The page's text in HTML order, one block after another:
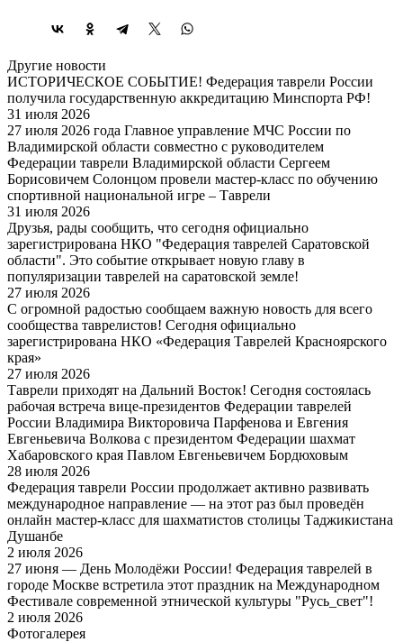
Другие новости
ИСТОРИЧЕСКОЕ СОБЫТИЕ! Федерация таврели России
получила государственную аккредитацию Минспорта РФ!
31 июля 2026
27 июля 2026 года Главное управление МЧС России по
Владимирской области совместно с руководителем
Федерации таврели Владимирской области Сергеем
Борисовичем Солонцом провели мастер-класс по обучению
спортивной национальной игре – Таврели
31 июля 2026
Друзья, рады сообщить, что сегодня официально
зарегистрирована НКО "Федерация таврелей Саратовской
области". Это событие открывает новую главу в
популяризации таврелей на саратовской земле!
27 июля 2026
С огромной радостью сообщаем важную новость для всего
сообщества таврелистов! Сегодня официально
зарегистрирована НКО «Федерация Таврелей Красноярского
края»
27 июля 2026
Таврели приходят на Дальний Восток! Сегодня состоялась
рабочая встреча вице-президентов Федерации таврелей
России Владимира Викторовича Парфенова и Евгения
Евгеньевича Волкова с президентом Федерации шахмат
Хабаровского края Павлом Евгеньевичем Бордюховым
28 июля 2026
Федерация таврели России продолжает активно развивать
международное направление — на этот раз был проведён
онлайн мастер-класс для шахматистов столицы Таджикистана
Душанбе
2 июля 2026
27 июня — День Молодёжи России! Федерация таврелей в
городе Москве встретила этот праздник на Международном
Фестивале современной этнической культуры "Русь_свет"!
2 июля 2026
Фотогалерея